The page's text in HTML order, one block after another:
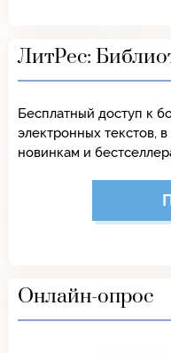
ЛитРес:
Бесплатный доступ к
электронных текстов,
новинкам и
Онлайн-опрос